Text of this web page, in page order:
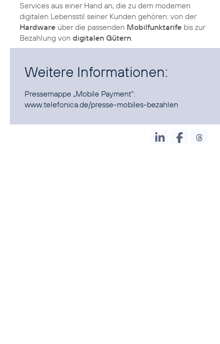
Services aus einer Hand an, die zu dem modernen
digitalen Lebensstil seiner Kunden gehören: von der
Hardware über die passenden Mobilfunktarife bis zur
Bezahlung von digitalen Gütern.
Weitere Informationen:
Pressemappe „Mobile Payment“:
www.telefonica.de/presse-mobiles-bezahlen